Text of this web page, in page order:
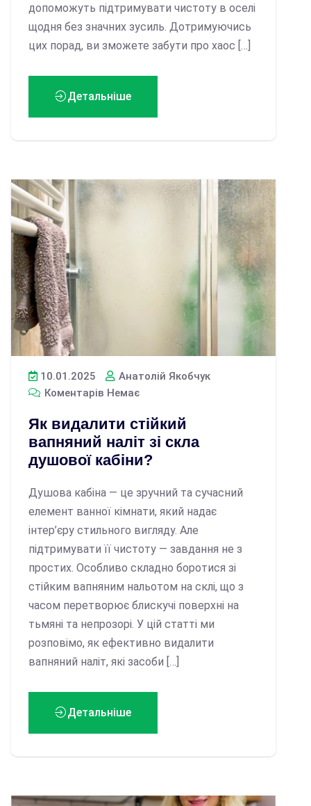
допоможуть підтримувати чистоту в оселі
щодня без значних зусиль. Дотримуючись
цих порад, ви зможете забути про хаос […]
Детальніше
10.01.2025
Анатолій Якобчук
Коментарів Немає
Як видалити стійкий
вапняний наліт зі скла
душової кабіни?
Душова кабіна — це зручний та сучасний
елемент ванної кімнати, який надає
інтер’єру стильного вигляду. Але
підтримувати її чистоту — завдання не з
простих. Особливо складно боротися зі
стійким вапняним нальотом на склі, що з
часом перетворює блискучі поверхні на
тьмяні та непрозорі. У цій статті ми
розповімо, як ефективно видалити
вапняний наліт, які засоби […]
Детальніше